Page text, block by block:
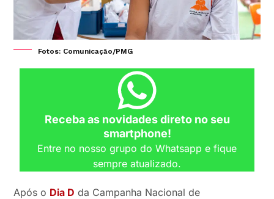
Fotos: Comunicação/PMG
Receba as novidades direto no seu
smartphone!
Entre no nosso grupo do Whatsapp e fique
sempre atualizado.
Após o Dia D da Campanha Nacional de